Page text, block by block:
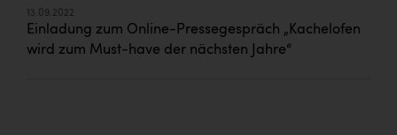
13.09.2022
Einladung zum Online-Pressegespräch „Kachelofen
wird zum Must-have der nächsten Jahre“